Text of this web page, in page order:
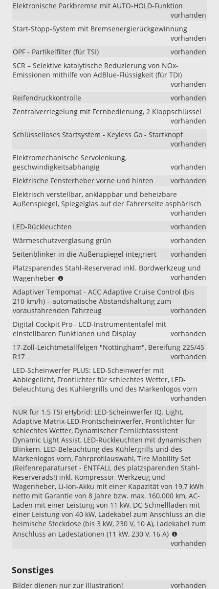
Elektronische Parkbremse mit AUTO-HOLD-Funktion
vorhanden
Start-Stopp-System mit Bremsenergierückgewinnung
vorhanden
OPF - Partikelfilter (für TSI)
vorhanden
SCR – Selektive katalytische Reduzierung von NOx-
Emissionen mithilfe von AdBlue-Flüssigkeit (für TDI)
vorhanden
Reifendruckkontrolle
vorhanden
Zentralverriegelung mit Fernbedienung, 2 Klappschlüssel
vorhanden
Schlüsselloses Startsystem - Keyless Go - Startknopf
vorhanden
Elektromechanische Servolenkung,
geschwindigkeitsabhängig
vorhanden
Elektrische Fensterheber vorne und hinten
vorhanden
Elektrisch verstellbar, anklappbar und beheizbare
Außenspiegel, Spiegelglas auf der Fahrerseite asphärisch
vorhanden
LED-Rückleuchten
vorhanden
Wärmeschutzverglasung grün
vorhanden
Seitenblinker in die Außenspiegel integriert
vorhanden
Platzsparendes Stahl-Reserverad inkl. Bordwerkzeug und
Wagenheber
mit
eHybrid)
vorhanden
Adaptiver Tempomat - ACC Adaptive Cruise Control (bis
210 km/h) – automatische Abstandshaltung zum
vorausfahrenden Fahrzeug
vorhanden
Digital Cockpit Pro - LCD-Instrumententafel mit
einstellbaren Funktionen und Display
vorhanden
17-Zoll-Leichtmetallfelgen "Nottingham", Bereifung 225/45
R17
vorhanden
LED-Scheinwerfer PLUS: LED-Scheinwerfer mit
Abbiegelicht, Frontlichter für schlechtes Wetter, LED-
Beleuchtung des Kühlergrills und des Markenlogos vorn
vorhanden
NUR für 1.5 TSI eHybrid: LED-Scheinwerfer IQ. Light,
Adaptive Matrix-LED-Frontscheinwerfer, Frontlichter für
schlechtes Wetter, Dynamischer Fernlichtassistent
Dynamic Light Assist, LED-Rückleuchten mit dynamischen
Blinkern, LED-Beleuchtung des Kühlergrills und des
Markenlogos vorn, Fahrprofilauswahl, Tire Mobility Set
(Reifenreparaturset - ENTFALL des platzsparenden Stahl-
Reserverads!) inkl. Kompressor, Werkzeug und
Wagenheber, Li-Ion-Akku mit einer Kapazität von 19,7 kWh
netto mit Garantie von 8 Jahre bzw. max. 160.000 km, AC-
Laden mit einer Leistung von 11 kW, DC-Schnellladen mit
einer Leistung von 40 kW, Ladekabel zum Anschluss an die
heimische Steckdose (bis 3 kW, 230 V, 10 A), Ladekabel zum
Anschluss an Ladestationen (11 kW, 230 V, 16 A)
i.V.
vorhanden
Sonstiges
Bilder dienen nur zur Illustration! vorhanden